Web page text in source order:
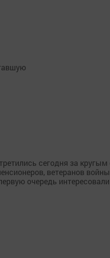
сегодня за
ветеранов
очередь интересовали